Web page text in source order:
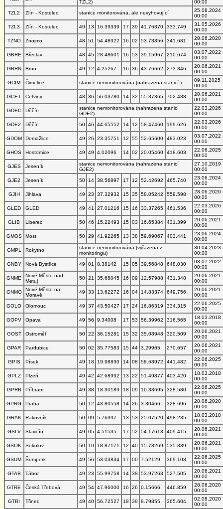
TZL2)
00:00
TZL2
Zlín - Kostelec stanice monitorována, ale nevyhovující
25.08.2024
00:00
TZL3
Zlín - Kostelec 49 13 16.39339 17 39 41.76370 333.749
31.05.2026
00:00
TZNO
Znojmo 48 51 54.48922 16 02 53.73356 341.681
28.06.2020
00:00
GBRE
Břeclav 48 45 28.48601 16 53 39.15967 210.674
03.07.2022
00:00
GBRN
Brno 49 12 4.25267 16 36 43.76662 273.346
20.06.2021
00:00
GCIM
Čimelice stanice nemonitorována (nahrazena stanicí )
09.11.2025
00:00
GCET
Cetviny 48 36 56.03780 14 32 55.37365 702.488
20.06.2021
00:00
GDEC
Děčín
stanice nemonitorována (nahrazena stanicí
GDE2)
22.03.2026
00:00
GDE2
Děčín 50 46 44.65552 14 12 58.47460 199.626
22.03.2026
00:00
GDOM
Domažlice 49 26 23.35751 12 55 52.65600 483.023
03.07.2022
00:00
GHOS
Hostomice 49 49 4.02096 14 02 20.05460 418.603
22.06.2025
00:00
GJES
Jeseník
stanice nemonitorována (nahrazena stanicí
GJE2)
27.10.2019
00:00
GJE2
Jeseník 50 14 38.56897 17 12 52.42692 465.740
23.06.2024
00:00
GJIH
Jihlava 49 23 37.32932 15 35 58.05242 559.598
28.06.2020
00:00
GLED
GLED 49 41 27.01216 15 16 33.37265 461.536
22.03.2026
00:00
GLIB
Liberec 50 46 15.22493 15 03 16.65384 431.399
20.06.2021
00:00
GMOS
Most 50 29 41.92265 13 38 59.69067 403.441
23.06.2024
00:00
GMPL
Rokytno
stanice nemonitorována (vyřazena z
monitoringu)
30.04.2023
00:00
GNBY
Nová Bystřice 49 01 8.38142 15 05 39.56848 648.030
03.07.2022
00:00
GNME
Nové Město nad
Metuj
50 21 35.68045 16 09 12.57988 431.348
20.06.2021
00:00
GNMO
Nové Město na
Moravě
49 33 13.62272 16 04 14.83374 649.756
20.06.2021
00:00
GOLO
Olomouc 49 37 43.50427 17 24 16.86319 334.315
22.06.2025
00:00
GOPV
Opava 49 56 9.34008 17 53 56.39962 316.565
18.03.2018
00:00
GOST
Ostroměř 50 22 36.15281 15 32 35.08948 320.509
20.06.2021
00:00
GPAR
Pardubice 50 02 35.77583 15 44 3.29965 270.657
20.06.2021
00:00
GPIS
Písek 49 18 19.98830 14 08 58.63972 441.482
22.06.2025
00:00
GPLZ
Plzeň 49 42 42.68992 13 22 51.49877 403.420
18.03.2018
00:00
GPRB
Příbram 49 38 18.30189 18 09 10.33695 328.580
22.06.2025
00:00
GPRG
Praha 50 12 43.80558 14 26 3.30466 328.696
28.06.2020
00:00
GRAK
Rakovník 50 09 5.76397 13 53 25.07520 498.235
18.03.2018
00:00
GSLV
Slavičín 49 05 4.51535 17 52 54.17613 409.415
20.06.2021
00:00
GSOK
Sokolov 50 10 18.87171 12 40 15.78269 535.839
20.06.2021
00:00
GSUM
Šumperk 49 56 53.03834 17 00 7.52129 369.103
22.06.2025
00:00
GTAB
Tábor 49 23 55.99758 14 38 53.97263 527.505
20.06.2021
00:00
GTRE
Česká Třebová 49 54 47.96000 16 26 0.15666 446.859
28.06.2020
00:00
GTRI
Třinec 49 40 56.72527 18 39 8.79855 365.604
02.08.2020
00:00